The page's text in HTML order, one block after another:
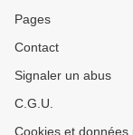
Pages
Contact
Signaler un abus
C.G.U.
Cookies et données